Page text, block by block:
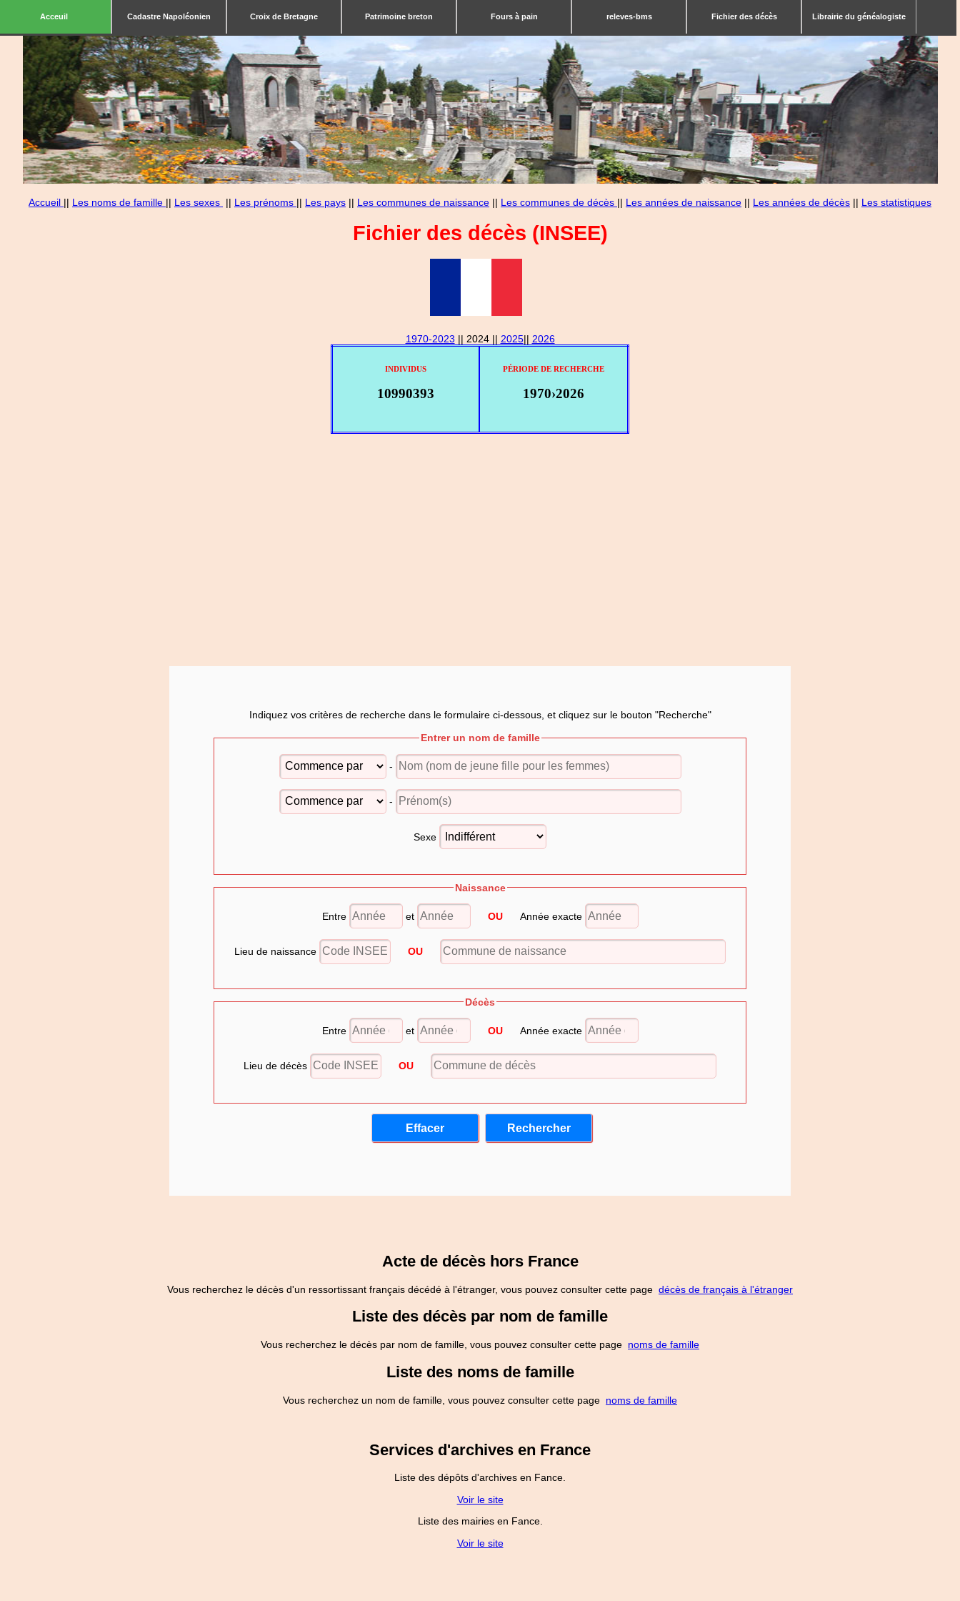
Acceuil Cadastre Napoléonien Croix de Bretagne Patrimoine breton Fours à pain releves-bms Fichier des décès Librairie du généalogiste
Accueil || Les noms de famille || Les sexes || Les prénoms || Les pays || Les communes de naissance || Les communes de décès || Les années de naissance || Les années de décès || Les statistiques
Fichier des décès (INSEE)
1970-2023 || 2024 || 2025|| 2026
INDIVIDUS
10990393
PÉRIODE DE RECHERCHE
1970›2026
Indiquez vos critères de recherche dans le formulaire ci-dessous, et cliquez sur le bouton "Recherche"
Entrer un nom de famille
-
-
Sexe
Naissance
Entre et OU Année exacte
Lieu de naissance OU
Décès
Entre et OU Année exacte
Lieu de décès OU
Acte de décès hors France
Vous recherchez le décès d'un ressortissant français décédé à l'étranger, vous pouvez consulter cette page décès de français à l'étranger
Liste des décès par nom de famille
Vous recherchez le décès par nom de famille, vous pouvez consulter cette page noms de famille
Liste des noms de famille
Vous recherchez un nom de famille, vous pouvez consulter cette page noms de famille
Services d'archives en France
Liste des dépôts d'archives en Fance.
Voir le site
Liste des mairies en Fance.
Voir le site